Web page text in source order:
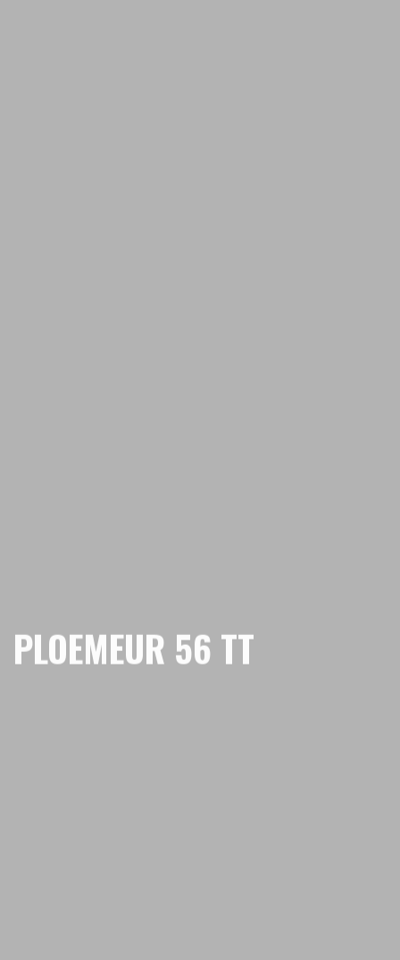
PLOEMEUR 56 TT